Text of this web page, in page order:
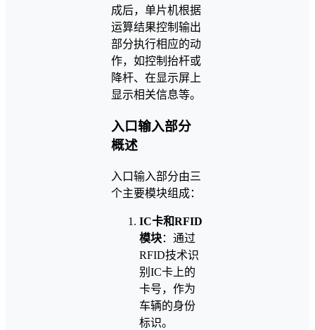
成后，单片机根据
运算结果控制输出
部分执行相应的动
作，如控制抬杆或
降杆、在显示屏上
显示相关信息等。
入口输入部分
概述
入口输入部分由三
个主要模块组成：
IC卡和RFID
模块：通过
RFID技术识
别IC卡上的
卡号，作为
车辆的身份
标识。